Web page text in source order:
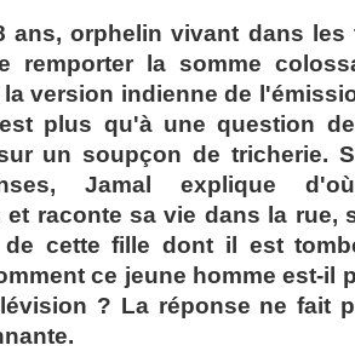
ans, orphelin vivant dans
remporter la somme
version indienne de
plus qu'à une question
un soupçon de tricherie.
Jamal explique
raconte sa vie dans la rue,
de cette fille dont il est
ce jeune homme est-il
? La réponse ne fait